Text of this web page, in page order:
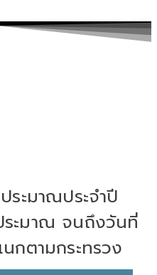
ระมาณประจำปี
ะมาณ จนถึงวันที่
กตามกระทรวง